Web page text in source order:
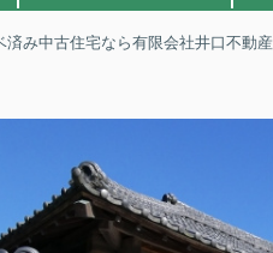
み中古住宅なら有限会社井口不動産